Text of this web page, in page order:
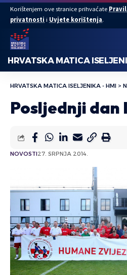
Korištenjem ove stranice prihvaćate
privatnosti i Uvjete korištenja.
HRVATSKA MATICA
HRVATSKA MATICA ISELJENIKA - HMI >
Posljednji dan
NOVOSTI27. SRPNJA 2014.